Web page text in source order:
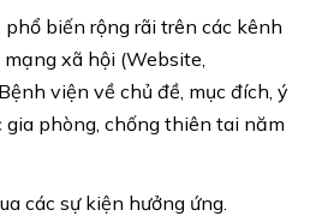
biến rộng rãi trên các kênh
xã hội (Website,
viện về chủ đề, mục đích, ý
gia phòng, chống thiên tai năm
các sự kiện hưởng ứng.